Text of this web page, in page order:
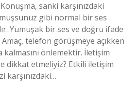
sanki karşınızdaki
gibi normal bir ses
Yumuşak bir ses ve doğru ifade
telefon görüşmeye açıkken
önlemektir. İletişim
dikkat etmeliyiz? Etkili iletişim
karşınızdaki…